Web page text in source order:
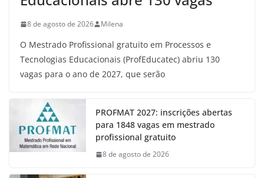
8 de agosto de 2026 Milena
O Mestrado Profissional gratuito em Processos e
Tecnologias Educacionais (ProfEducatec) abriu 130
vagas para o ano de 2027, que serão
PROFMAT 2027: inscrições abertas
para 1848 vagas em mestrado
profissional gratuito
8 de agosto de 2026